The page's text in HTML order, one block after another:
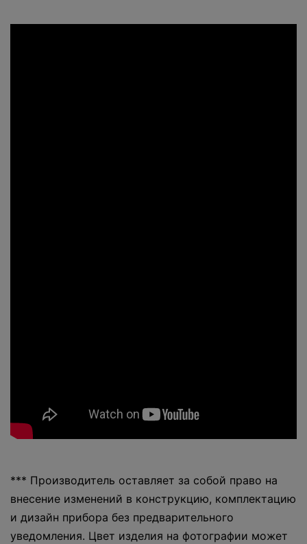
*** Производитель оставляет за собой право на
внесение изменений в конструкцию, комплектацию
и дизайн прибора без предварительного
уведомления. Цвет изделия на фотографии может